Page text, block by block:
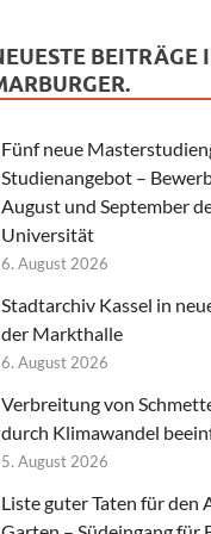
BEITRÄGE
Fünf neue
Studienangebot –
August und September
Universität
6. August 2026
Stadtarchiv Kassel in
der Markthalle
6. August 2026
Verbreitung von
durch Klimawandel
5. August 2026
Liste guter Taten für den